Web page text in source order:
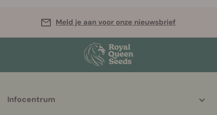
Meld je aan voor onze nieuwsbrief
helpful
Infocentrum